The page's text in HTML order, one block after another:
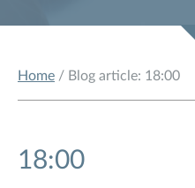
Home / Blog article: 18:00
18:00